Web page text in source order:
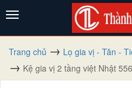
Trang chủ
Lọ gia vị - Tăn -
Kệ gia vị 2 tầng việt Nhật